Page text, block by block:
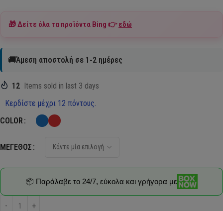
🎁 Δείτε όλα τα προϊόντα Bing 👉εδώ
🚚Άμεση αποστολή σε 1-2 ημέρες
12 Items sold in last 3 days
Κερδίστε μέχρι 12 πόντους.
COLOR
ΜΈΓΕΘΟΣ
📦 Παράλαβε το 24/7, εύκολα και γρήγορα με